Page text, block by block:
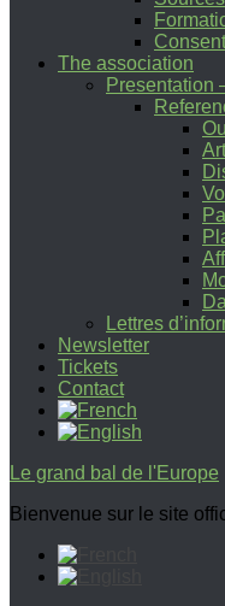
The association
Presentation
Lettres
Newsletter
Tickets
Contact
Le grand bal de l'Europe
Bienvenue sur le site